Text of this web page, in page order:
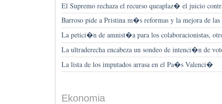
El Supremo rechaza el recurso queaplaz� el juicio
Barroso pide a Pristina m�s reformas y la mejora de las
La petici�n de amnist�a para los colaboracionistas,
La ultraderecha encabeza un sondeo de intenci�n de
La lista de los imputados arrasa en el Pa�s Valenci�
Ekonomia